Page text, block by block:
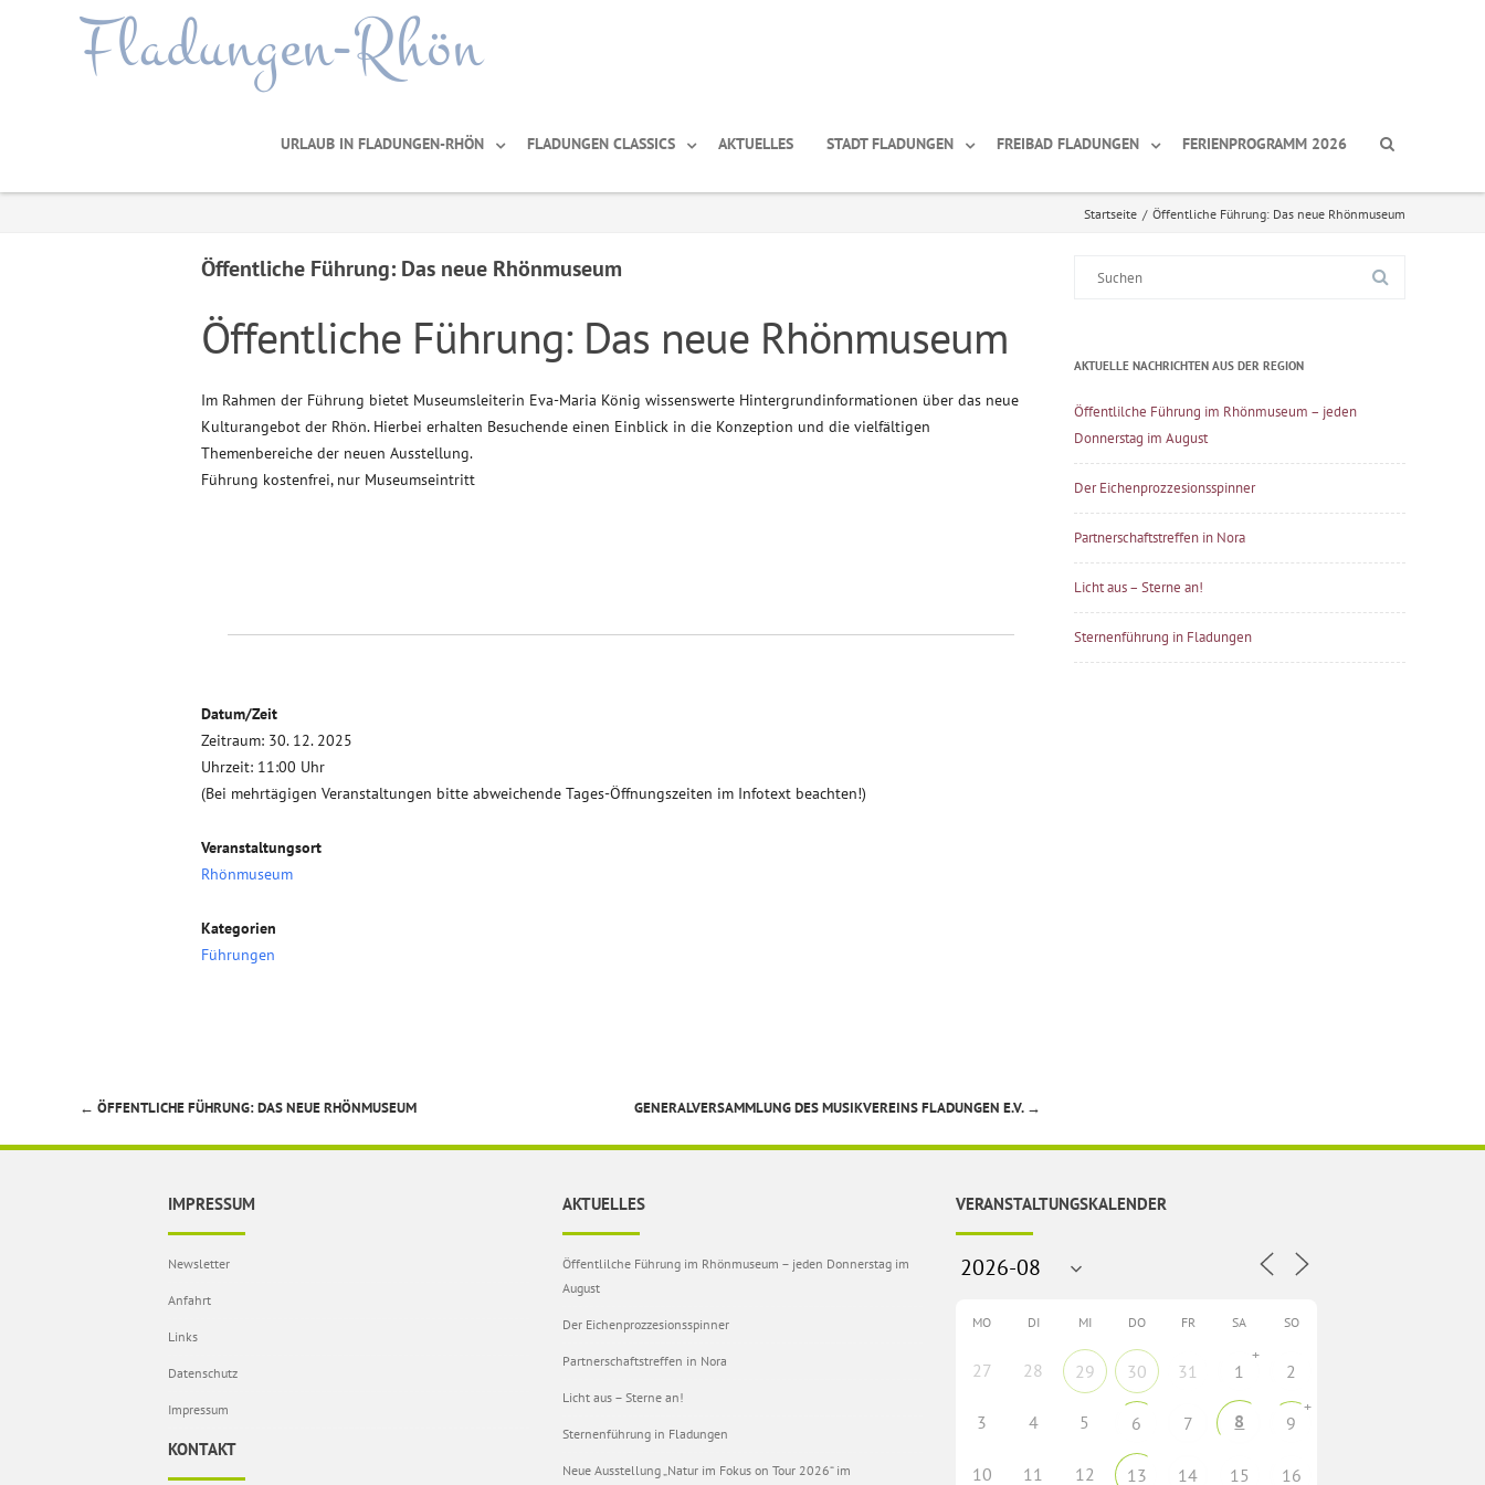
Fladungen-Rhön
URLAUB IN FLADUNGEN-RHÖN FLADUNGEN CLASSICS AKTUELLES STADT FLADUNGEN FREIBAD FLADUNGEN FERIENPROGRAMM 2026
Startseite / Öffentliche Führung: Das neue Rhönmuseum
Öffentliche Führung: Das neue Rhönmuseum
Öffentliche Führung: Das neue Rhönmuseum
Im Rahmen der Führung bietet Museumsleiterin Eva-Maria König wissenswerte Hintergrundinformationen über das neue
Kulturangebot der Rhön. Hierbei erhalten Besuchende einen Einblick in die Konzeption und die vielfältigen
Themenbereiche der neuen Ausstellung.
Führung kostenfrei, nur Museumseintritt
Datum/Zeit
Zeitraum: 30. 12. 2025
Uhrzeit: 11:00 Uhr
(Bei mehrtägigen Veranstaltungen bitte abweichende Tages-Öffnungszeiten im Infotext beachten!)
Veranstaltungsort
Rhönmuseum
Kategorien
Führungen
Beitragsnavigation
← ÖFFENTLICHE FÜHRUNG: DAS NEUE RHÖNMUSEUM GENERALVERSAMMLUNG DES MUSIKVEREINS FLADUNGEN E.V. →
AKTUELLE NACHRICHTEN AUS DER REGION
Öffentlilche Führung im Rhönmuseum – jeden
Donnerstag im August
Der Eichenprozzesionsspinner
Partnerschaftstreffen in Nora
Licht aus – Sterne an!
Sternenführung in Fladungen
IMPRESSUM
Newsletter
Anfahrt
Links
Datenschutz
Impressum
KONTAKT
AKTUELLES
Öffentlilche Führung im Rhönmuseum – jeden Donnerstag im
August
Der Eichenprozzesionsspinner
Partnerschaftstreffen in Nora
Licht aus – Sterne an!
Sternenführung in Fladungen
Neue Ausstellung „Natur im Fokus on Tour 2026“ im
VERANSTALTUNGSKALENDER
MO DI MI DO FR SA SO
27 28 29 30 31 1
+
2
3 4 5 6 7 8 9
+
10 11 12 13 14 15 16